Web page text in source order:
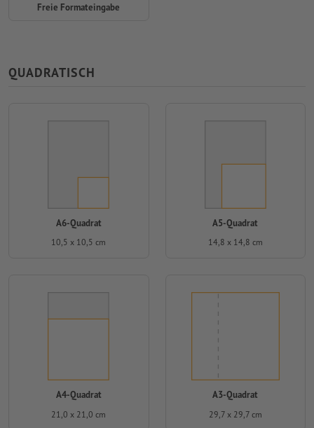
Freie Formateingabe
QUADRATISCH
A6-Quadrat
10,5 x 10,5 cm
A5-Quadrat
14,8 x 14,8 cm
A4-Quadrat
21,0 x 21,0 cm
A3-Quadrat
29,7 x 29,7 cm